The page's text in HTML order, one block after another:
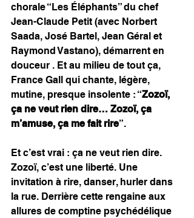
chorale “Les Éléphants” du chef
Jean-Claude Petit (avec Norbert
Saada, José Bartel, Jean Géral et
Raymond Vastano), démarrent en
douceur . Et au milieu de tout ça,
France Gall qui chante, légère,
mutine, presque insolente : “Zozoï,
ça ne veut rien dire… Zozoï, ça
m’amuse, ça me fait rire”.
Et c’est vrai : ça ne veut rien dire.
Zozoï, c’est une liberté. Une
invitation à rire, danser, hurler dans
la rue. Derrière cette rengaine aux
allures de comptine psychédélique